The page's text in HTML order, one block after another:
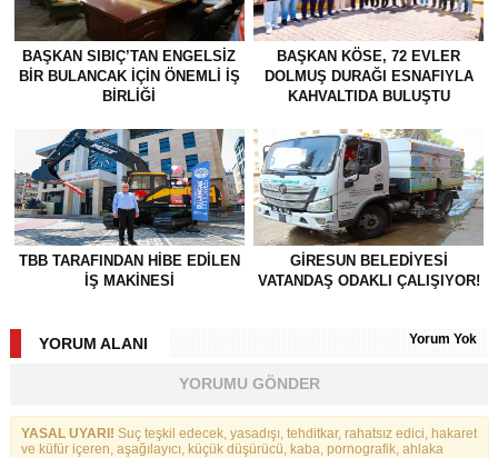
BAŞKAN SIBIÇ’TAN ENGELSIZ
BIR BULANCAK İÇIN ÖNEMLI İŞ
BIRLIĞI
BAŞKAN KÖSE, 72 EVLER
DOLMUŞ DURAĞI ESNAFIYLA
KAHVALTIDA BULUŞTU
TBB TARAFINDAN HIBE EDILEN
İŞ MAKINESI
GİRESUN BELEDİYESİ
VATANDAŞ ODAKLI ÇALIŞIYOR!
YORUM ALANI Yorum Yok
YORUMU GÖNDER
YASAL UYARI! Suç teşkil edecek, yasadışı, tehditkar, rahatsız edici, hakaret
ve küfür içeren, aşağılayıcı, küçük düşürücü, kaba, pornografik, ahlaka